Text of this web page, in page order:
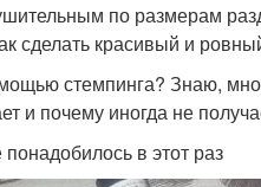
по размерам
сделать красивый и
стемпинга? Знаю,
и почему иногда не
в этот раз